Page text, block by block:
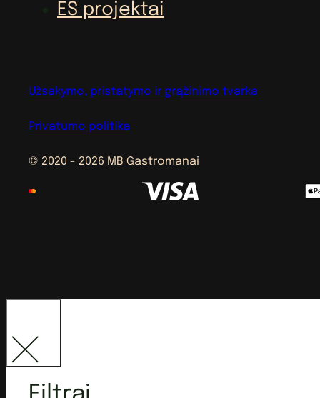
ES projektai
© 2020 - 2026 MB Gastromanai
Privatumo politika
Užsakymo, pristatymo ir grąžinimo tvarka